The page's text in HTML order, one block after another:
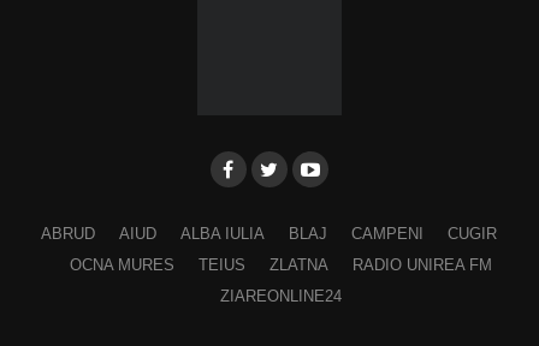
ABRUD AIUD ALBA IULIA BLAJ CAMPENI
CUGIR
OCNA MURES
TEIUS ZLATNA
RADIO UNIREA FM
ZIAREONLINE24